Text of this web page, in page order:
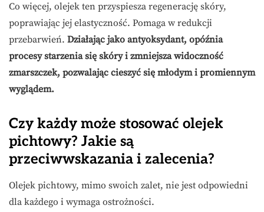
Co więcej, olejek ten przyspiesza regenerację skóry,
poprawiając jej elastyczność. Pomaga w redukcji
przebarwień. Działając jako antyoksydant, opóźnia
procesy starzenia się skóry i zmniejsza widoczność
zmarszczek, pozwalając cieszyć się młodym i promiennym
wyglądem.
Czy każdy może stosować olejek
pichtowy? Jakie są
przeciwwskazania i zalecenia?
Olejek pichtowy, mimo swoich zalet, nie jest odpowiedni
dla każdego i wymaga ostrożności.